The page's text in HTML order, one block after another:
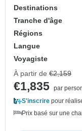
Destinations
Tranche d'âge
Régions
Langue
Voyagiste
À partir de €2,159
€1,835 par
S'inscrire pour
Prix basé sur une